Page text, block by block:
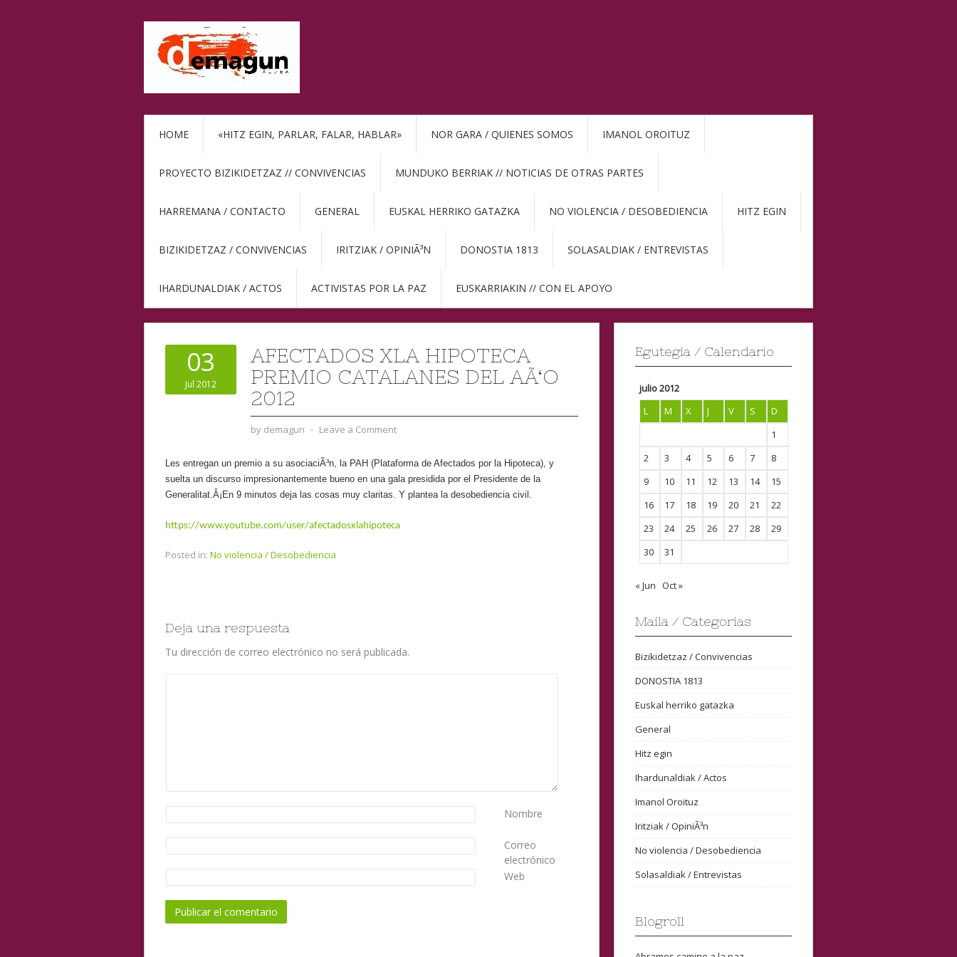
HOME «HITZ EGIN, PARLAR, FALAR, HABLAR» NOR GARA / QUIENES SOMOS IMANOL OROITUZ
PROYECTO BIZIKIDETZAZ // CONVIVENCIAS MUNDUKO BERRIAK // NOTICIAS DE OTRAS PARTES
HARREMANA / CONTACTO GENERAL EUSKAL HERRIKO GATAZKA NO VIOLENCIA / DESOBEDIENCIA HITZ EGIN
BIZIKIDETZAZ / CONVIVENCIAS IRITZIAK / OPINIÃ³N DONOSTIA 1813 SOLASALDIAK / ENTREVISTAS
IHARDUNALDIAK / ACTOS ACTIVISTAS POR LA PAZ EUSKARRIAKIN // CON EL APOYO
03
Jul 2012
AFECTADOS XLA HIPOTECA
PREMIO CATALANES DEL AÃ‘O
2012
by demagun ⋅ Leave a Comment
Les entregan un premio a su asociaciÃ³n, la PAH (Plataforma de Afectados por la Hipoteca), y
suelta un discurso impresionantemente bueno en una gala presidida por el Presidente de la
Generalitat.Â¡En 9 minutos deja las cosas muy claritas. Y plantea la desobediencia civil.
https://www.youtube.com/user/afectadosxlahipoteca
Posted in: No violencia / Desobediencia
Deja una respuesta
Tu dirección de correo electrónico no será publicada.
Nombre
Correo
electrónico
Web
Egutegia / Calendario
julio 2012
L
M X J V S
D
1
2
3 4 5 6 7
8
9
10 11 12 13 14
15
16
17 18 19 20 21
22
23
24 25 26 27 28
29
30
31
« Jun Oct »
Maila / Categorias
Bizikidetzaz / Convivencias
DONOSTIA 1813
Euskal herriko gatazka
General
Hitz egin
Ihardunaldiak / Actos
Imanol Oroituz
Iritziak / OpiniÃ³n
No violencia / Desobediencia
Solasaldiak / Entrevistas
Blogroll